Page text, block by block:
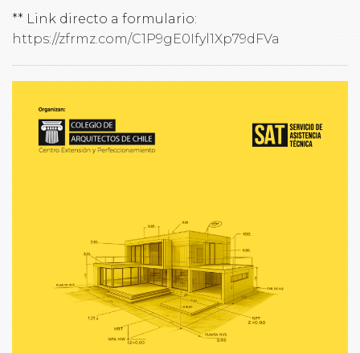
** Link directo a formulario:
https://zfrmz.com/C1P9gE0Ifyl1Xp79dFVa